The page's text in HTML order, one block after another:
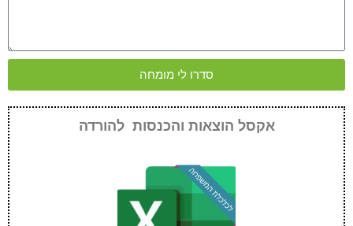
סדרו לי מומחה
אקסל הוצאות והכנסות להורדה